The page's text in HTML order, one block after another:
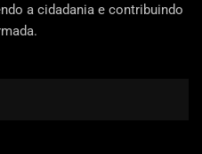
a cidadania e contribuindo